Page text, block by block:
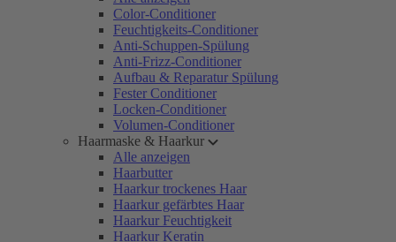
Color-Conditioner
Feuchtigkeits-Conditioner
Anti-Schuppen-Spülung
Anti-Frizz-Conditioner
Aufbau & Reparatur Spülung
Fester Conditioner
Locken-Conditioner
Volumen-Conditioner
Haarmaske & Haarkur
Alle anzeigen
Haarbutter
Haarkur trockenes Haar
Haarkur gefärbtes Haar
Haarkur Feuchtigkeit
Haarkur Keratin